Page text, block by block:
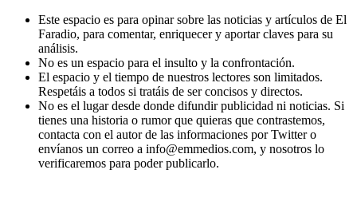
Este espacio es para opinar sobre las noticias y artículos de El
Faradio, para comentar, enriquecer y aportar claves para su
análisis.
No es un espacio para el insulto y la confrontación.
El espacio y el tiempo de nuestros lectores son limitados.
Respetáis a todos si tratáis de ser concisos y directos.
No es el lugar desde donde difundir publicidad ni noticias. Si
tienes una historia o rumor que quieras que contrastemos,
contacta con el autor de las informaciones por Twitter o
envíanos un correo a info@emmedios.com, y nosotros lo
verificaremos para poder publicarlo.